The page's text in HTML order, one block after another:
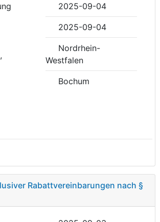
2025-09-04
2025-09-04
Nordrhein-
Westfalen
Bochum
Rabattvereinbarungen nach §